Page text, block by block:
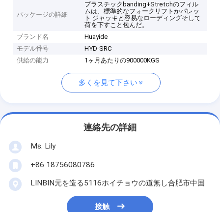
パッケージの詳細
プラスチックbanding+Stretchのフィル
ムは、標準的なフォークリフトかパレッ
ト ジャッキと容易なローディングそして
荷を下すこと包んだ。
ブランド名
Huayide
モデル番号
HYD-SRC
供給の能力
1ヶ月あたりの900000KGS
多くを見て下さい
連絡先の詳細
Ms. Lily
+86 18756080786
LINBIN元を造る5116ホイチョウの道無し合肥市中国
接触